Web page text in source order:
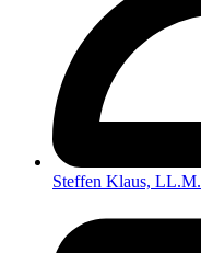
Steffen Klaus, LL.M.